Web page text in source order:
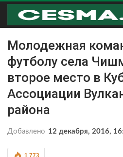
Молодежная
футболу села
второе место в
Ассоциации
района
Добавлено 12 декабря, 2016,
1 773